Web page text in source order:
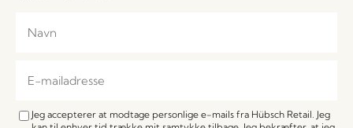
Jeg accepterer at modtage personlige e-mails fra Hübsch Retail. Jeg